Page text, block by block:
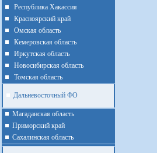
Республика Хакассия
Красноярский край
Омская область
Кемеровская область
Иркутская область
Новосибирская область
Томская область
Дальневосточный ФО
Магаданская область
Приморский край
Cахалинская область